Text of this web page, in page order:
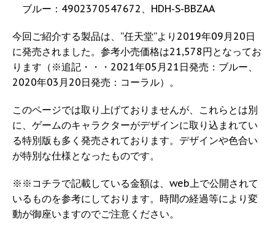
ブルー：4902370547672、HDH-S-BBZAA
今回ご紹介する製品は、”任天堂”より2019年09月20日
に発売されました。参考小売価格は21,578円となってお
ります（※追記・・・2021年05月21日発売：ブルー、
2020年03月20日発売：コーラル）。
このページでは取り上げておりませんが、これらとは別
に、ゲームのキャラクターがデザインに取り込まれてい
る特別版も多く発売されております。デザインや色合い
が特別な仕様となったものです。
※※コチラで記載している金額は、web上で公開されて
いるものを参考にしております。時間の経過等により変
動が御座いますのでご注意ください。